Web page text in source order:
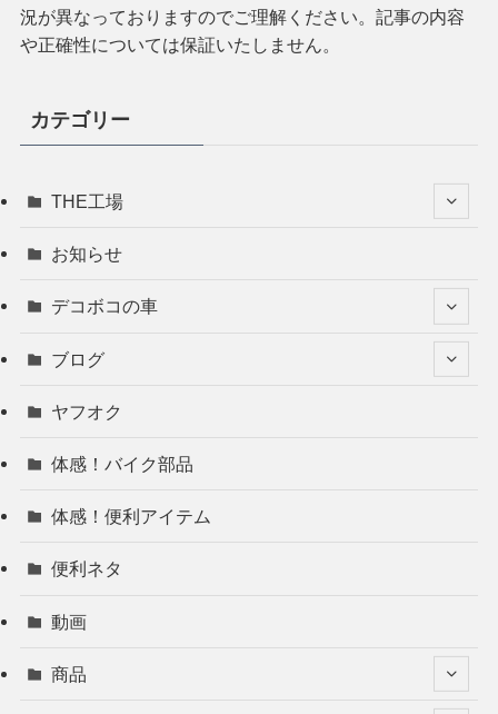
況が異なっておりますのでご理解ください。記事の内容
や正確性については保証いたしません。
カテゴリー
THE工場
お知らせ
デコボコの車
ブログ
ヤフオク
体感！バイク部品
体感！便利アイテム
便利ネタ
動画
商品